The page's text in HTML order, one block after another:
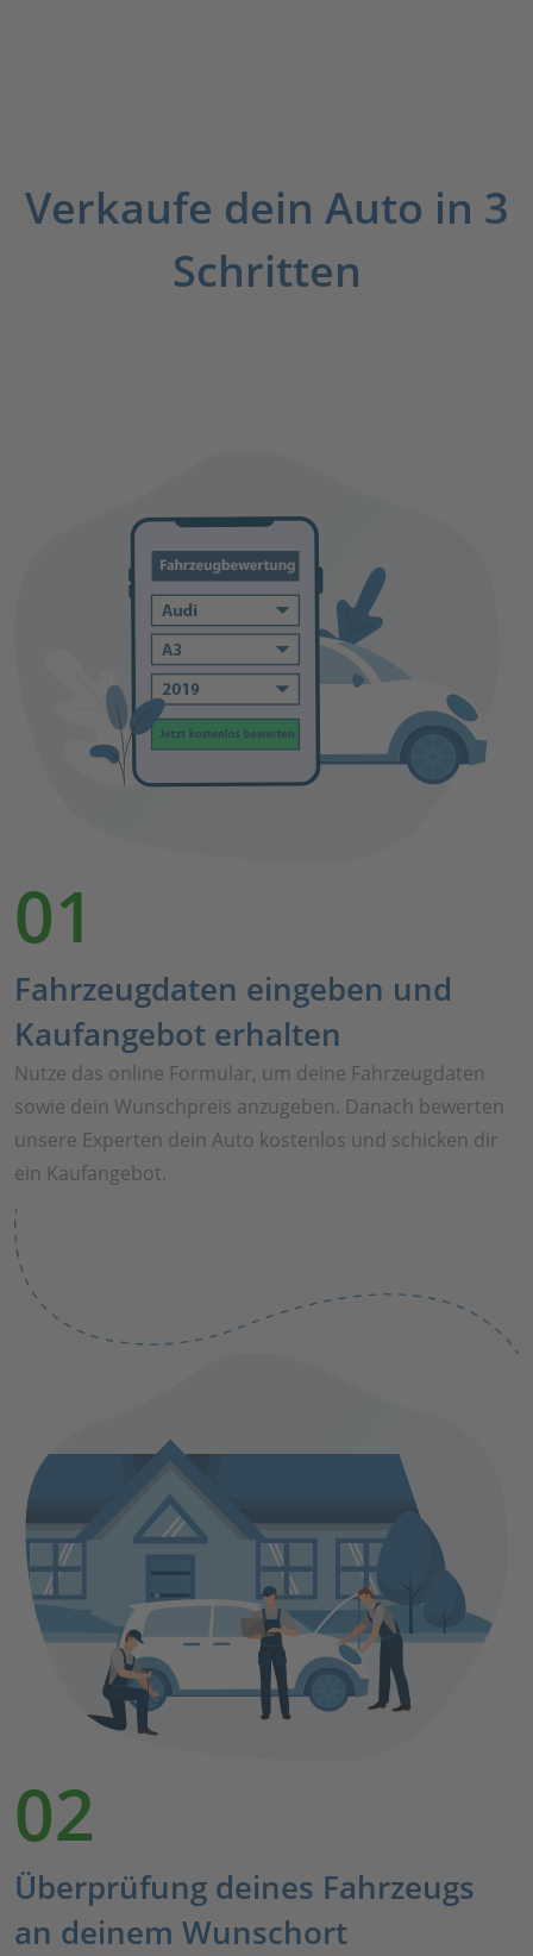
Verkaufe dein Auto in 3
Schritten
01
Fahrzeugdaten eingeben und
Kaufangebot erhalten
Nutze das online Formular, um deine Fahrzeugdaten
sowie dein Wunschpreis anzugeben. Danach bewerten
unsere Experten dein Auto kostenlos und schicken dir
ein Kaufangebot.
02
Überprüfung deines Fahrzeugs
an deinem Wunschort